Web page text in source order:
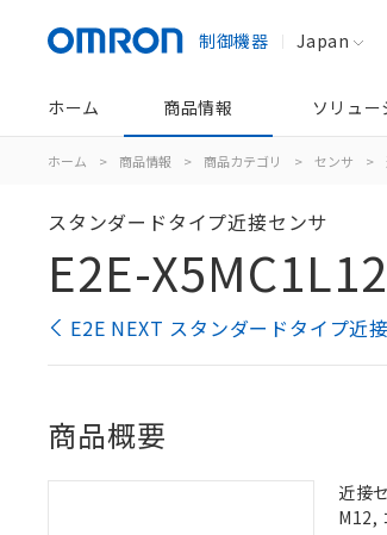
制御機器 Japan
ホーム 商品情報 ソリュー
ホーム > 商品情報 > 商品カテゴリ > センサ >
スタンダードタイプ近接センサ
E2E-
E2E NEXT スタンダードタイプ近
商品概要
近接
M12,